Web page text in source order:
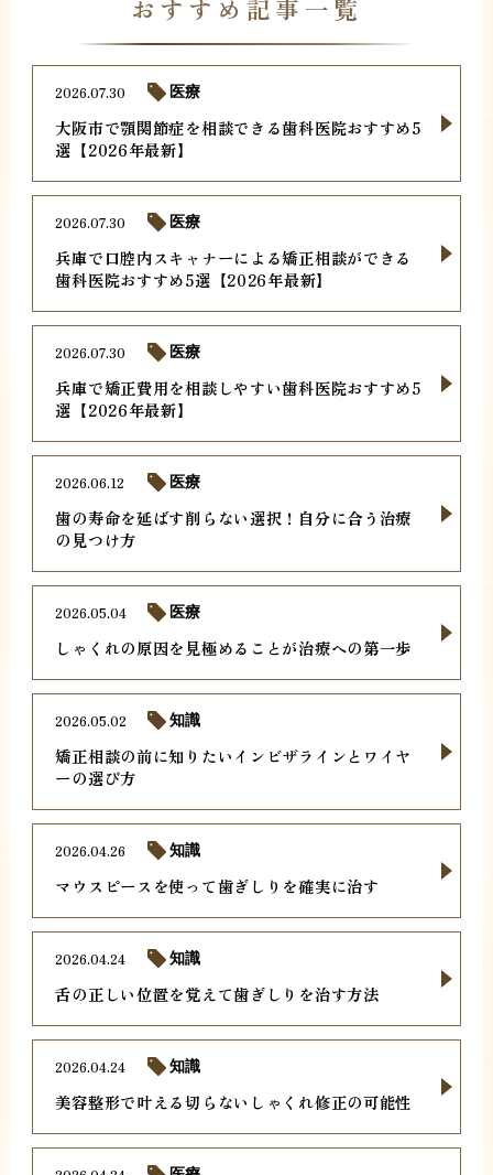
おすすめ記事一覧
大阪市で顎関節症を相談できる歯科医院おすすめ5
選【2026年最新】
2026.07.30 医療
兵庫で口腔内スキャナーによる矯正相談ができる
歯科医院おすすめ5選【2026年最新】
2026.07.30 医療
兵庫で矯正費用を相談しやすい歯科医院おすすめ5
選【2026年最新】
2026.07.30 医療
歯の寿命を延ばす削らない選択！自分に合う治療
の見つけ方
2026.06.12 医療
しゃくれの原因を見極めることが治療への第一歩
2026.05.04 医療
矯正相談の前に知りたいインビザラインとワイヤ
ーの選び方
2026.05.02 知識
マウスピースを使って歯ぎしりを確実に治す
2026.04.26 知識
舌の正しい位置を覚えて歯ぎしりを治す方法
2026.04.24 知識
美容整形で叶える切らないしゃくれ修正の可能性
2026.04.24 知識